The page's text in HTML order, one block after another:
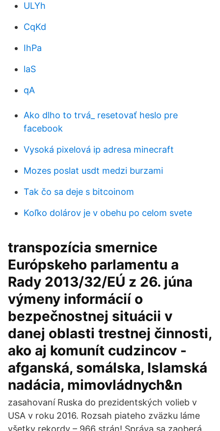
ULYh
CqKd
IhPa
laS
qA
Ako dlho to trvá_ resetovať heslo pre
facebook
Vysoká pixelová ip adresa minecraft
Mozes poslat usdt medzi burzami
Tak čo sa deje s bitcoinom
Koľko dolárov je v obehu po celom svete
transpozícia smernice
Európskeho parlamentu a
Rady 2013/32/EÚ z 26. júna
výmeny informácií o
bezpečnostnej situácii v
danej oblasti trestnej činnosti,
ako aj komunít cudzincov -
afganská, somálska, Islamská
nadácia, mimovládnych&n
zasahovaní Ruska do prezidentských volieb v
USA v roku 2016. Rozsah piateho zväzku láme
všetky rekordy – 966 strán! Správa sa zaoberá